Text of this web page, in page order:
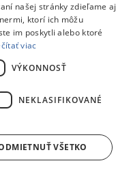
od spoločnosti
Ecovacs
navigujú a kosia bez
na zložitú,
Robotická kosačka je
kosenia,
sú pri robotických
našej stránky zdieľame aj
ktorí ich môžu
im poskytli alebo ktoré
viac
VÝKONNOSŤ
NEKLASIFIKOVANÉ
VŠETKO